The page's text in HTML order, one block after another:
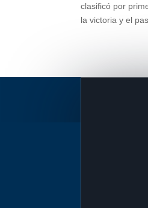
clasificó por
la victoria y el